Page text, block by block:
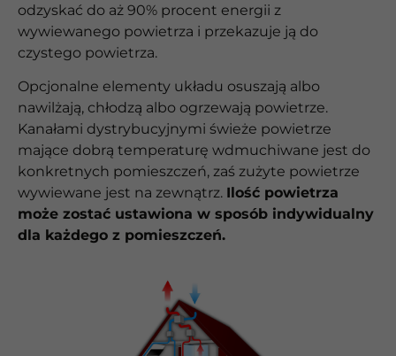
odzyskać do aż 90% procent energii z
wywiewanego powietrza i przekazuje ją do
czystego powietrza.
Opcjonalne elementy układu osuszają albo
nawilżają, chłodzą albo ogrzewają powietrze.
Kanałami dystrybucyjnymi świeże powietrze
mające dobrą temperaturę wdmuchiwane jest do
konkretnych pomieszczeń, zaś zużyte powietrze
wywiewane jest na zewnątrz. Ilość powietrza
może zostać ustawiona w sposób indywidualny
dla każdego z pomieszczeń.